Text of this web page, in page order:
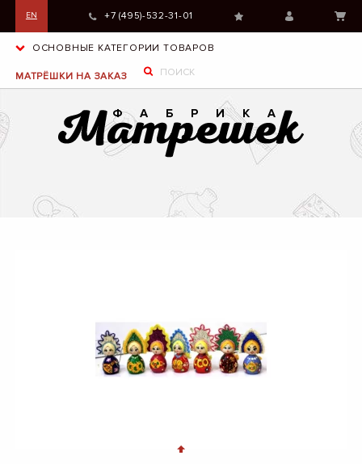
EN +7 (495)-532-31-01
ОСНОВНЫЕ КАТЕГОРИИ ТОВАРОВ
МАТРЁШКИ НА ЗАКАЗ